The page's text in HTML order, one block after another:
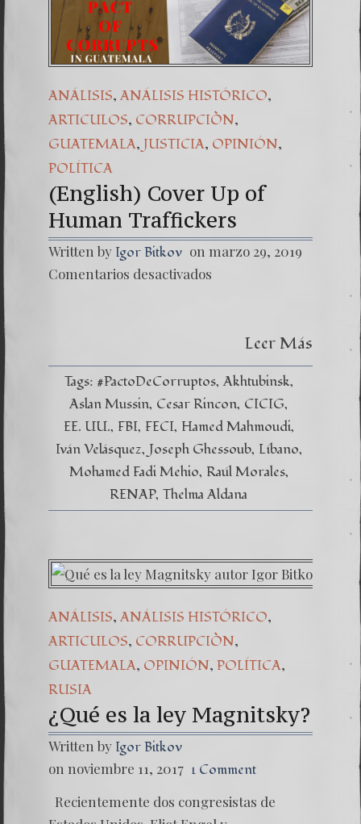
Una
7.
ANÁLISIS, ANÁLISIS HISTÓRICO,
ARTICULOS, CORRUPCIÒN,
GUATEMALA, JUSTICIA, OPINIÓN,
POLÍTICA
(English) Cover Up of
Human Traffickers
Written by Igor Bitkov on marzo 29, 2019
Comentarios desactivados
Human
Leer Más
Tags: #PactoDeCorruptos Akhtubinsk
Aslan Mussin Cesar Rincon CICIG
EE. UU. FBI FECI Hamed Mahmoudi
Iván Velásquez Joseph Ghessoub Líbano
Mohamed Fadi Mehio Raúl Morales
RENAP Thelma Aldana
ANÁLISIS, ANÁLISIS HISTÓRICO,
ARTICULOS, CORRUPCIÒN,
GUATEMALA, OPINIÓN, POLÍTICA,
RUSIA
¿Qué es la ley Magnitsky?
Written by Igor Bitkov
on noviembre 11, 2017 1 Comment
Recientemente dos congresistas de